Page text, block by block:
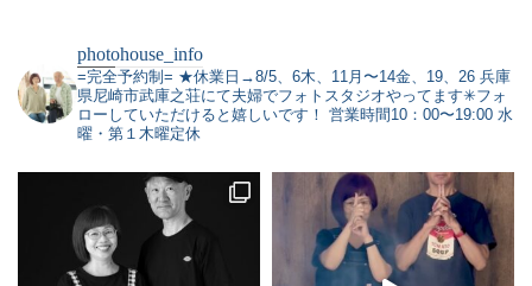
photohouse_info
=完全予約制= ★休業日→8/5、6木、11月〜14金、19、26 兵庫
県尼崎市武庫之荘にて夫婦でフォトスタジオやってます✳︎フォ
ローしていただけると嬉しいです！ 営業時間10：00〜19:00 水
曜・第１木曜定休